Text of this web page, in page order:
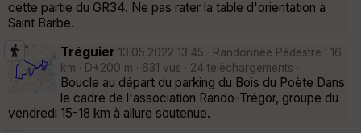
cette partie du GR34. Ne pas rater la table d'orientation à
Saint Barbe.
Tréguier 13.05.2022 13:45 · Randonnée Pédestre · 16
km · D+200 m · 631 vus · 24 téléchargements ·
Boucle au départ du parking du Bois du Poète Dans
le cadre de l'association Rando-Trégor, groupe du
vendredi 15-18 km à allure soutenue.